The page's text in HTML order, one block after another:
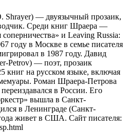
— двуязычный прозаик,
Среди книг Шраера —
и Leaving Russia:
году в Москве в семье писателя
в 1987 году. Давид
Petrov) — поэт, прозаик
книг на русском языке, включая
Роман Шраера-Петрова
в России. Его
вышла в Санкт-
в Ленинграде (Санкт-
живет в США. Сайт писателя: